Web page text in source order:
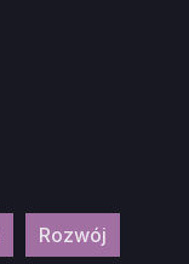
Rozwój